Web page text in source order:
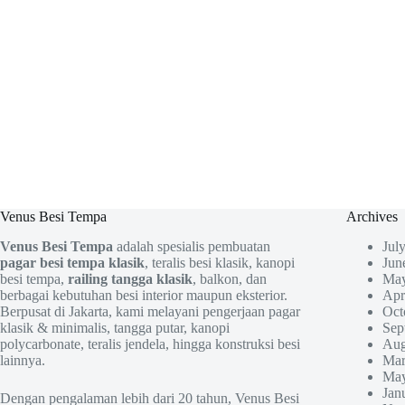
Venus Besi Tempa
Venus Besi Tempa adalah spesialis pembuatan
pagar besi tempa klasik, teralis besi klasik, kanopi
besi tempa, railing tangga klasik, balkon, dan
berbagai kebutuhan besi interior maupun eksterior.
Berpusat di Jakarta, kami melayani pengerjaan pagar
klasik & minimalis, tangga putar, kanopi
polycarbonate, teralis jendela, hingga konstruksi besi
lainnya.
Dengan pengalaman lebih dari 20 tahun, Venus Besi
Archives